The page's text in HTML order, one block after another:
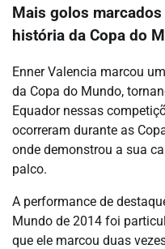
Mais golos
história da Copa do
Enner Valencia marcou
da Copa do Mundo,
Equador nessas
ocorreram durante as
onde demonstrou a sua
palco.
A performance de
Mundo de 2014 foi
que ele marcou duas